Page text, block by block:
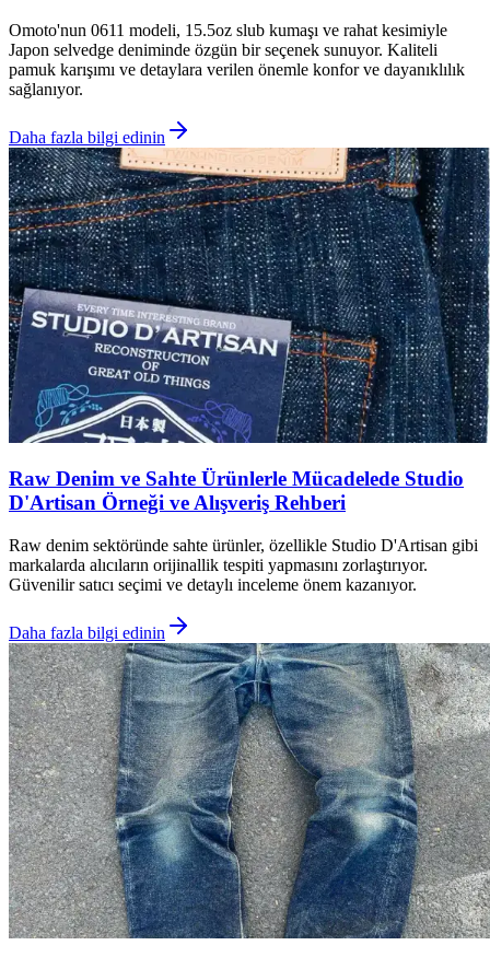
Omoto'nun 0611 modeli, 15.5oz slub kumaşı ve rahat kesimiyle
Japon selvedge deniminde özgün bir seçenek sunuyor. Kaliteli
pamuk karışımı ve detaylara verilen önemle konfor ve dayanıklılık
sağlanıyor.
Daha fazla bilgi edinin
Raw Denim ve Sahte Ürünlerle Mücadelede Studio
D'Artisan Örneği ve Alışveriş Rehberi
Raw denim sektöründe sahte ürünler, özellikle Studio D'Artisan gibi
markalarda alıcıların orijinallik tespiti yapmasını zorlaştırıyor.
Güvenilir satıcı seçimi ve detaylı inceleme önem kazanıyor.
Daha fazla bilgi edinin